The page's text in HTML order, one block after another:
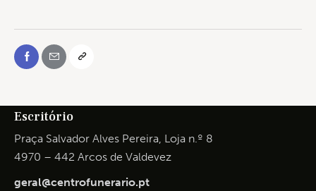
Escritório
Praça Salvador Alves Pereira, Loja n.º 8
4970 – 442 Arcos de Valdevez
geral@centrofunerario.pt